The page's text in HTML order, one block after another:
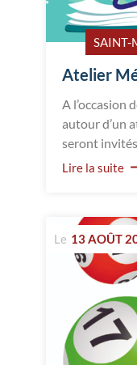
SAINT-
Atelier
A l’occasion
autour d’un
seront invités
Lire la suite
Le 13 AOÛT